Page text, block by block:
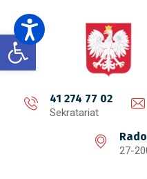
Open toolbar
41 274 77 02
Sekratariat
27-